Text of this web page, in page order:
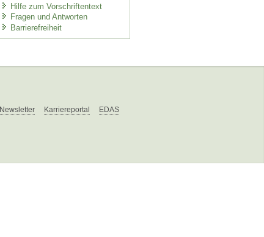
Hilfe zum Vorschriftentext
Fragen und Antworten
Barrierefreiheit
Newsletter Karriereportal EDAS